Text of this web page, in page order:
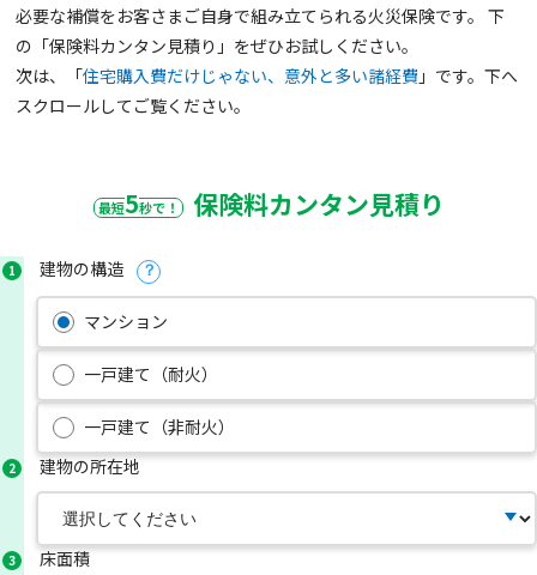
必要な補償をお客さまご自身で組み立てられる火災保険です。 下
の「保険料カンタン見積り」をぜひお試しください。
次は、「住宅購⼊費だけじゃない、意外と多い諸経費 」です。下へ
スクロールしてご覧ください。
最短5秒で！ 保険料カンタン見積り
1 建物の構造 ？
マンション
一戸建て（耐火）
一戸建て（非耐火）
2 建物の所在地
3 床面積